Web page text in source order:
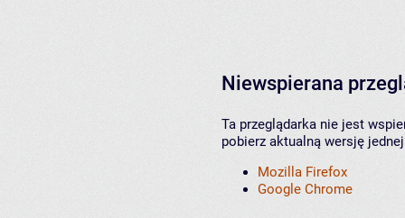
Niewspierana
Ta przeglądarka nie jest
pobierz aktualną wersję
Mozilla Firefox
Google Chrome